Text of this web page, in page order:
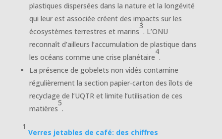
plastiques dispersées dans la nature et la longévité
qui leur est associée créent des impacts sur les
écosystèmes terrestres et marins
3
. L’ONU
reconnaît d’ailleurs l’accumulation de plastique dans
les océans comme une crise planétaire
4
.
La présence de gobelets non vidés contamine
régulièrement la section papier‐carton des îlots de
recyclage de l’UQTR et limite l’utilisation de ces
matières
5
.
1
Verres jetables de café: des chiffres